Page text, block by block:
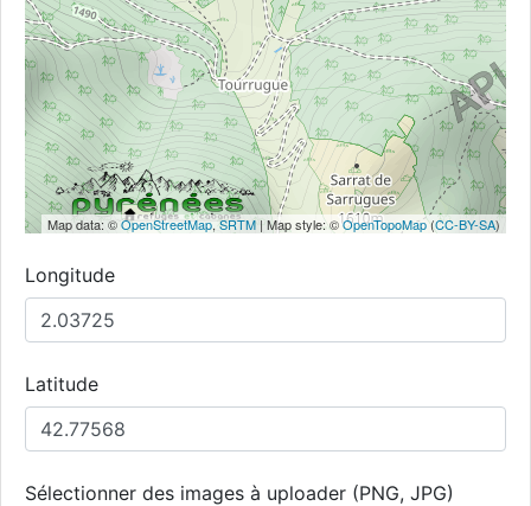
Map data: ©OpenStreetMap,SRTM | Map style: ©OpenTopoMap(CC-BY-SA)
Longitude
Latitude
Sélectionner des images à uploader (PNG, JPG)